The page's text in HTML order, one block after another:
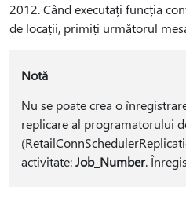
2012. Când executați funcția
de locații, primiți următorul
Notă
Nu se poate crea o
replicare al programatorului
activitate:Job_Number.